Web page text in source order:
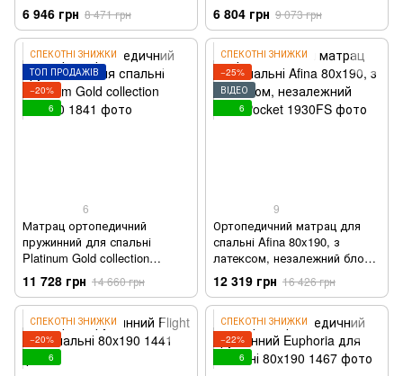
6 946 грн 8 471 грн 6 804 грн 9 073 грн
СПЕКОТНІ ЗНИЖКИ
ТОП ПРОДАЖІВ
−20%
6
6
Матрац ортопедичний
пружинний для спальні
Platinum Gold collection
80x190
11 728 грн 14 660 грн
СПЕКОТНІ ЗНИЖКИ
−25%
ВІДЕО
6
9
Ортопедичний матрац для
спальні Afina 80x190, з
латексом, незалежний блок
Pocket
12 319 грн 16 426 грн
СПЕКОТНІ ЗНИЖКИ
−20%
6
СПЕКОТНІ ЗНИЖКИ
−22%
6